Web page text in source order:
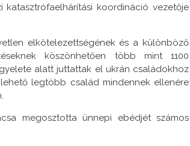
koordináció vezetője
elkötelezettségének és a különböző
köszönhetően több mint 1100
alatt juttattak el ukrán családokhoz
legtöbb család mindennek ellenére
megosztotta ünnepi ebédjét számos